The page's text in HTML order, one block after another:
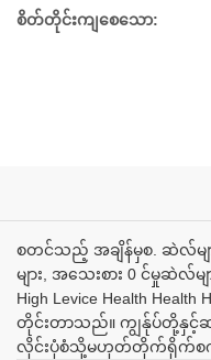
စိတ်တိုင်းကျစေသော:
စတင်သည့် အချိန်မှစ. ဆဲလ်များ,
များ, အသေးစား 0 င်မှုဆဲလ်
High Levice Health Health
တိုင်းတာသည်။ ကျွန်ုပ်တို့နှင့်
လိုင်းပုံစံသို့မဟုတ်တိုက်ရိုက်စကာ